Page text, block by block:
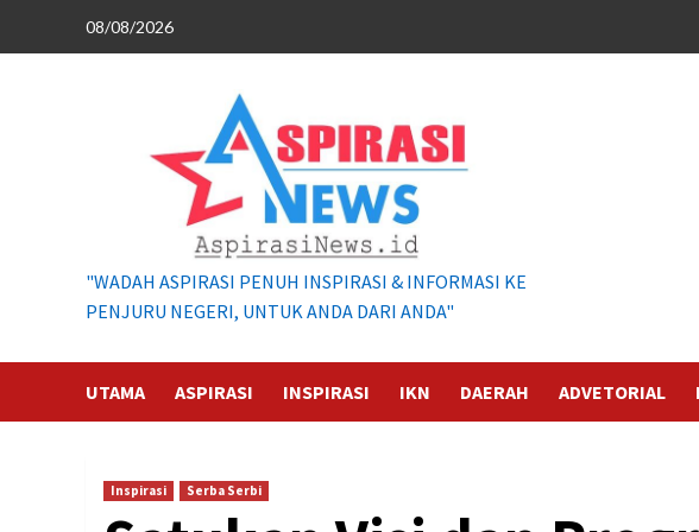
08/08/2026
"WADAH ASPIRASI PENUH INSPIRASI & INFORMASI KE
PENJURU NEGERI, UNTUK ANDA DARI ANDA"
UTAMA ASPIRASI INSPIRASI IKN DAERAH ADVETORIAL
Inspirasi Serba Serbi